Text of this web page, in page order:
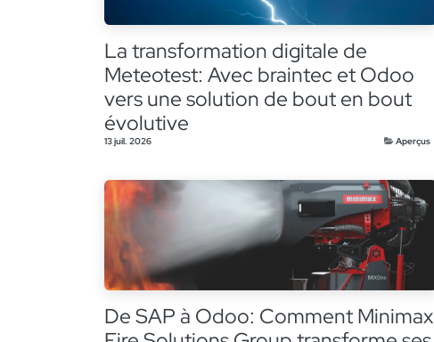
La transformation digitale de
Meteotest: Avec braintec et Odoo
vers une solution de bout en bout
évolutive
13 juil. 2026 Aperçus
De SAP à Odoo: Comment Minimax